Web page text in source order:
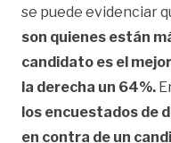
se puede evidenciar
son quienes están
candidato es el
la derecha un 64%.
los encuestados de
en contra de un